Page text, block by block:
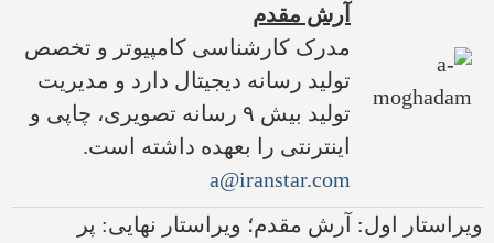
آرش مقدم
مدرک کارشناسی کامپیوتر و تخصص
تولید رسانه دیجیتال دارد و مدیریت
تولید بیش ۹ رسانه تصویری، چاپی و
اینترنتی را بعهده داشته است.
a@iranstar.com
ویراستار اول: آرش مقدم؛ ویراستار نهایی: پر